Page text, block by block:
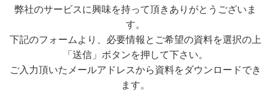
弊社のサービスに興味を持って頂きありがとうございま
す。
下記のフォームより、必要情報とご希望の資料を選択の上
「送信」ボタンを押して下さい。
ご入力頂いたメールアドレスから資料をダウンロードでき
ます。